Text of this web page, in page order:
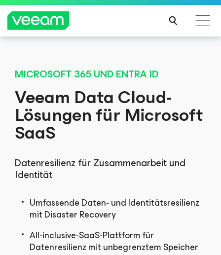
Update von CrowdStrike betroffen sind
R
ERFA
HRE
MICROSOFT 365 UND ENTRA ID
Veeam Data Cloud-
Lösungen für Microsoft
SaaS
Datenresilienz für Zusammenarbeit und
Identität
Umfassende Daten- und Identitätsresilienz
mit Disaster Recovery
All-inclusive-SaaS-Plattform für
Datenresilienz mit unbegrenztem Speicher